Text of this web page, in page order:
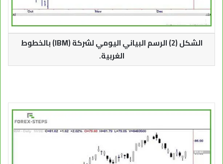
الشكل (2) الرسم البياني اليومي لشركة (IBM) بالخطوط
الغربية.